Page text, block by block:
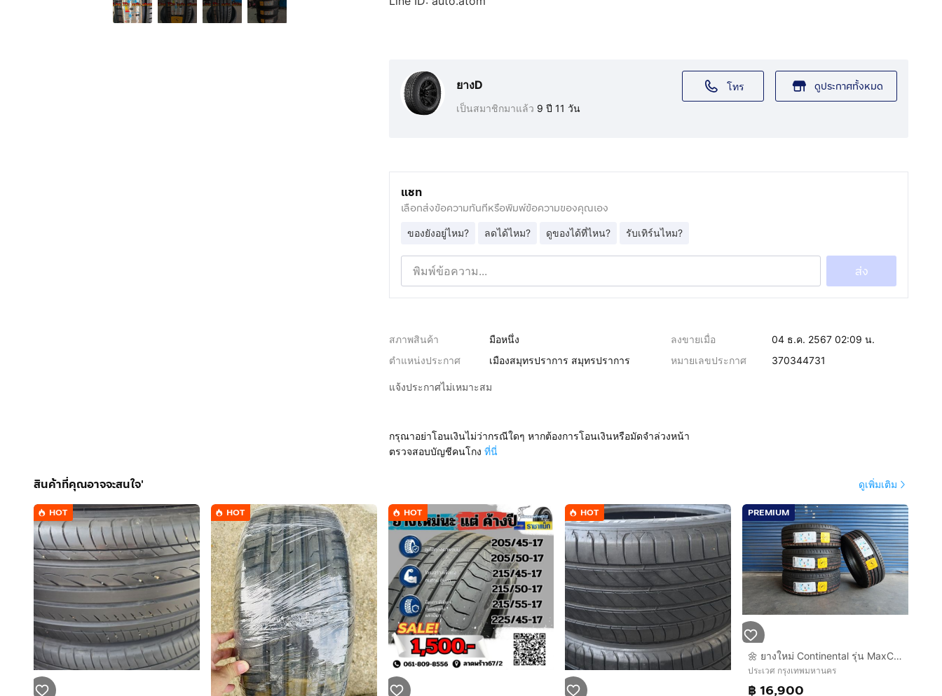
ยางD
เป็นสมาชิกมาแล้ว 9 ปี 11 วัน
โทร ดูประกาศทั้งหมด
แชท
เลือกส่งข้อความทันทีหรือพิมพ์ข้อความของคุณเอง
ของยังอยู่ไหม? ลดได้ไหม? ดูของได้ที่ไหน? รับเทิร์นไหม?
ส่ง
สภาพสินค้า มือหนึ่ง ลงขายเมื่อ
04 ธ.ค. 2567 02:09 น.
ตำแหน่งประกาศ
เมืองสมุทรปราการ สมุทรปราการ หมายเลขประกาศ 370344731
แจ้งประกาศไม่เหมาะสม
กรุณาอย่าโอนเงินไม่ว่ากรณีใดๆ หากต้องการโอนเงินหรือมัดจำล่วงหน้า
ตรวจสอบบัญชีคนโกง ที่นี่
สินค้าที่คุณอาจจะสนใจ' ดูเพิ่มเติม
HOT HOT HOT HOT PREMIUM
🌼 ยางใหม่ Continental รุ่น MaxContact MC7 ขนาด 225 50R18 ปี26
ประเวศ กรุงเทพมหานคร
฿ 16,900